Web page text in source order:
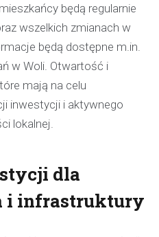
będą regularnie
wszelkich zmianach w
będą dostępne m.in.
w Woli. Otwartość i
mają na celu
inwestycji i aktywnego
lokalnej.
dla
i infrastruktury